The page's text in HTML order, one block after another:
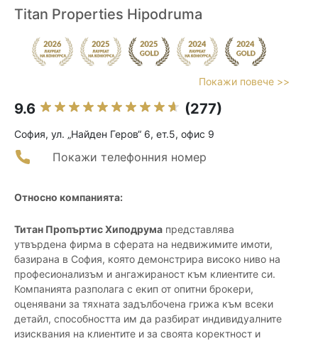
Titan Properties Hipodruma
Покажи повече >>
9.6 (277)
София, ул. „Найден Геров“ 6, ет.5, офис 9
Покажи телефонния номер
Относно компанията:
Титан Пропъртис Хиподрума представлява
утвърдена фирма в сферата на недвижимите имоти,
базирана в София, която демонстрира високо ниво на
професионализъм и ангажираност към клиентите си.
Компанията разполага с екип от опитни брокери,
оценявани за тяхната задълбочена грижа към всеки
детайл, способността им да разбират индивидуалните
изисквания на клиентите и за своята коректност и